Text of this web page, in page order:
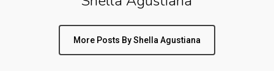
More Posts By Shella Agustiana